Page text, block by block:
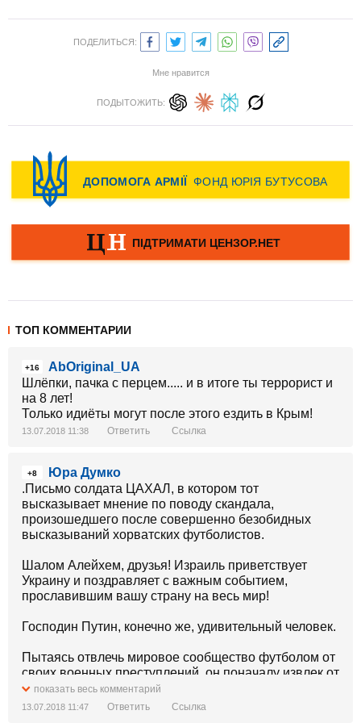
ПОДЕЛИТЬСЯ:
Мне нравится
ПОДЫТОЖИТЬ:
ТОП КОММЕНТАРИИ
+16
AbOriginal_UA
Шлёпки, пачка с перцем..... и в итоге ты террорист и
на 8 лет!
Только идиёты могут после этого ездить в Крым!
13.07.2018 11:38 Ответить Ссылка
+8
Юра Думко
.Письмо солдата ЦАХАЛ, в котором тот
высказывает мнение по поводу скандала,
произошедшего после совершенно безобидных
высказываний хорватских футболистов.
Шалом Алейхем, друзья! Израиль приветствует
Украину и поздравляет с важным событием,
прославившим вашу страну на весь мир!
Господин Путин, конечно же, удивительный человек.
Пытаясь отвлечь мировое сообщество футболом от
своих военных преступлений, он поначалу извлек от
этого политические дивиденды, однако в конце, как
говорится, «на самом берегу», получил прямо
показать весь комментарий
13.07.2018 11:47 Ответить Ссылка